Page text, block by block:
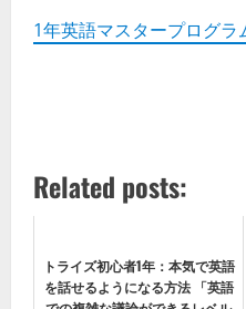
1年英語マスタープログラ
Related posts:
トライズ初心者1年：本気で英語
を話せるようになる方法 「英語